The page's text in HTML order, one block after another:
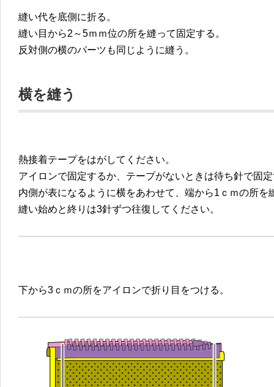
縫い代を底側に折る。
縫い目から2～5ｍｍ位の所を縫って固定する。
反対側の横のパーツも同じように縫う。
横を縫う
熱接着テープをはがしてください。
アイロンで固定するか、テープがないときは待ち針で固
内側が表になるように横をあわせて、端から1ｃｍの所を
縫い始めと終りは3針ずつ往復してください。
下から3ｃｍの所をアイロンで折り目をつける。